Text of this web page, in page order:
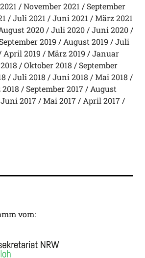
November 2021
September
Juli 2021 Juni 2021
März 2021
2020 Juli 2020
Juni 2020
September 2019 August 2019
Juli
April 2019 März 2019
Januar
Oktober 2018
September
Juli 2018 Juni 2018
Mai 2018
September 2017
August
Juni 2017 Mai 2017
April 2017
vom: